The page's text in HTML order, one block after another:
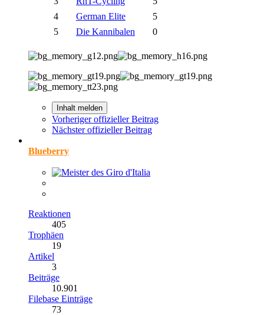
4
German Elite
5
5
Die Kannibalen 0
Inhalt melden
Vorheriger offizieller Beitrag
Nächster offizieller Beitrag
Blueberry
Reaktionen
405
Trophäen
19
Artikel
3
Beiträge
10.901
Filebase Einträge
73